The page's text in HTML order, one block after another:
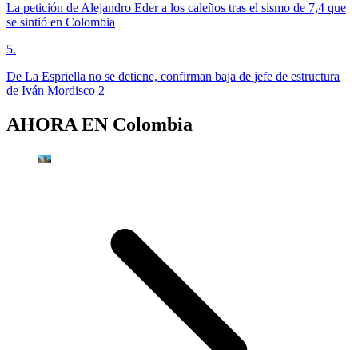
La petición de Alejandro Eder a los caleños tras el sismo de 7,4 que
se sintió en Colombia
5.
De La Espriella no se detiene, confirman baja de jefe de estructura
de Iván Mordisco 2
AHORA EN Colombia